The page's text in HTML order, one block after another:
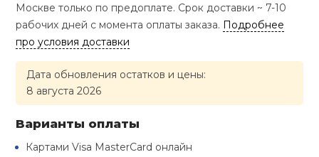
Машины
Фонари
Шлемы
Футы
Штаны,
Одежда для
Гантели
Гири
Грифы и
сувениры
для
и тренерский
Москве только по предоплате. Срок доставки ~ 7-10
рабочих дней с момента оплаты заказа. Подробнее
про условия доставки
Дата обновления остатков и цены:
8 августа 2026
Варианты оплаты
Картами Visa MasterCard онлайн